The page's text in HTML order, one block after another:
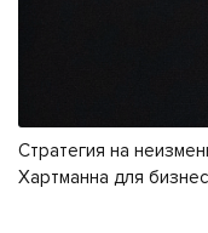
Стратегия на
Хартманна для